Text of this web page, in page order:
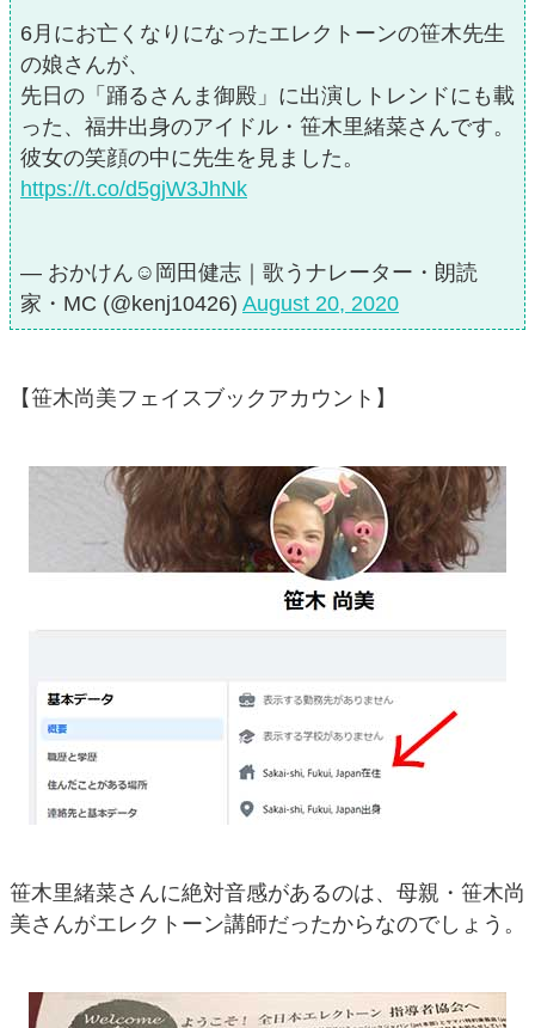
6月にお亡くなりになったエレクトーンの笹木先生
の娘さんが、
先日の「踊るさんま御殿」に出演しトレンドにも載
った、福井出身のアイドル・笹木里緒菜さんです。
彼女の笑顔の中に先生を見ました。
https://t.co/d5gjW3JhNk
— おかけん☺︎岡田健志｜歌うナレーター・朗読
家・MC (@kenj10426) August 20, 2020
【笹木尚美フェイスブックアカウント】
笹木里緒菜さんに絶対音感があるのは、母親・笹木尚
美さんがエレクトーン講師だったからなのでしょう。